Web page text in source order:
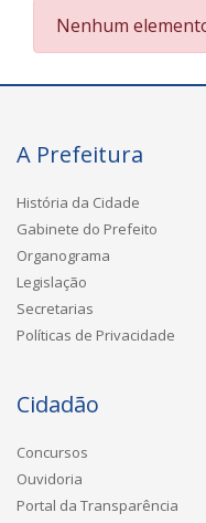
Nenhum
A Prefeitura
História da Cidade
Gabinete do Prefeito
Organograma
Legislação
Secretarias
Políticas de Privacidade
Cidadão
Concursos
Ouvidoria
Portal da Transparência